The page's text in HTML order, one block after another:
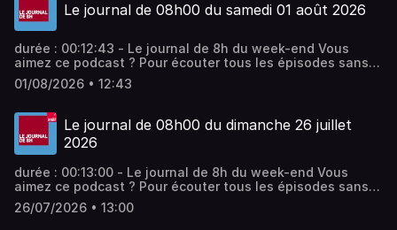
Le journal de 08h00 du samedi 01 août 2026
durée : 00:12:43 - Le journal de 8h du week-end Vous
aimez ce podcast ? Pour écouter tous les épisodes sans
limite, rendez-vous sur Radio France
01/08/2026 • 12:43
Le journal de 08h00 du dimanche 26 juillet
2026
durée : 00:13:00 - Le journal de 8h du week-end Vous
aimez ce podcast ? Pour écouter tous les épisodes sans
limite, rendez-vous sur Radio France
26/07/2026 • 13:00